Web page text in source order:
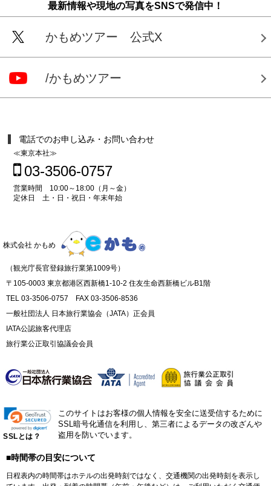
最新情報や現地の写真をSNSで発信中！
かもめツアー 公式X
/かもめツアー
電話でのお申し込み・お問い合わせ
≪東京本社≫
03-3506-0757
営業時間 10:00～18:00（月～金）
定休日 土・日・祝日・年末年始
株式会社 かもめ
（観光庁長官登録旅行業第1009号）
〒105-0003 東京都港区西新橋1-10-2 住友生命西新橋ビルB1階
TEL 03-3506-0757 FAX 03-3506-8536
一般社団法人 日本旅行業協会（JATA）正会員
IATA公認旅客代理店
旅行業公正取引協議会会員
SSLとは？
このサイトはお客様の個人情報を安全に送受信するために
SSL暗号化通信を利用し、第三者によるデータの改ざんや
盗用を防いでいます。
■時間帯の目安について
日程表内の時間帯はホテルの出発時刻ではなく、交通機関の出発時刻を表示し